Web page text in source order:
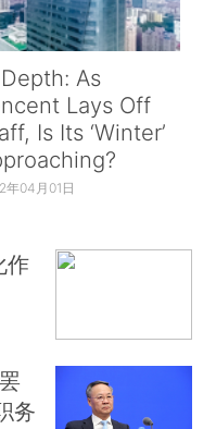
As
Lays Off
Is Its ‘Winter’
年04月01日
作
务